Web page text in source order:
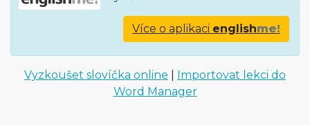
Více o aplikaci englishme!
Vyzkoušet slovíčka online
Importovat lekci do
Word Manager